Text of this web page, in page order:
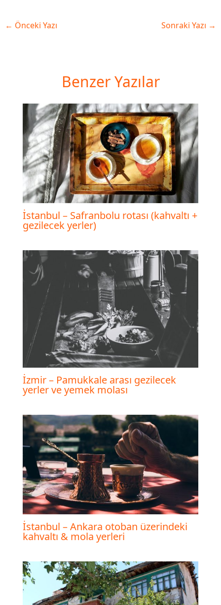
← Önceki Yazı Sonraki Yazı →
Benzer Yazılar
İstanbul – Safranbolu rotası (kahvaltı +
gezilecek yerler)
İzmir – Pamukkale arası gezilecek
yerler ve yemek molası
İstanbul – Ankara otoban üzerindeki
kahvaltı & mola yerleri